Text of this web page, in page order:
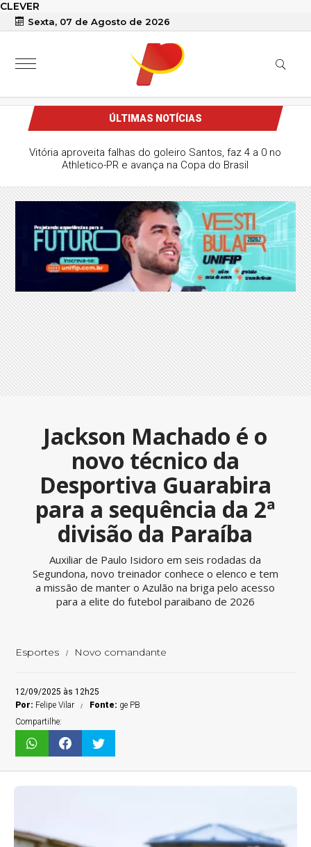
CLEVER
Sexta, 07 de Agosto de 2026
ÚLTIMAS NOTÍCIAS
Vitória aproveita falhas do goleiro Santos, faz 4 a 0 no
Athletico-PR e avança na Copa do Brasil
Jackson Machado é o
novo técnico da
Desportiva Guarabira
para a sequência da 2ª
divisão da Paraíba
Auxiliar de Paulo Isidoro em seis rodadas da
Segundona, novo treinador conhece o elenco e tem
a missão de manter o Azulão na briga pelo acesso
para a elite do futebol paraibano de 2026
Esportes Novo comandante
12/09/2025 às 12h25
Por: Felipe Vilar Fonte: ge PB
Compartilhe: